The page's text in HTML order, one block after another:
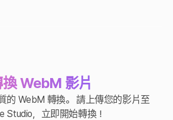
WebM 影片
轉換。 請上傳您的影片至
Studio，立即開始轉換！